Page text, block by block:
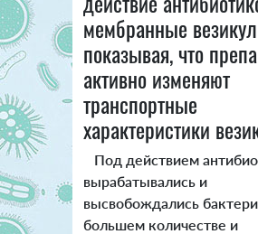
мембранные
показывая, что
активно изменяют
транспортные
характеристики
Под действием
вырабатывались и
высвобождались
большем количестве и